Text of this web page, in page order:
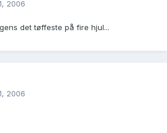
2006
det tøffeste på fire hjul...
2006